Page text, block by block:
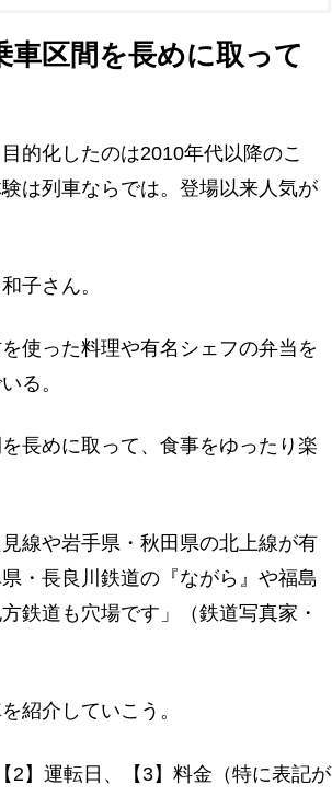
区間を長めに取って
的化したのは2010年代以降のこ
は列車ならでは。登場以来人気が
子さん。
使った料理や有名シェフの弁当を
る。
長めに取って、食事をゆったり楽
線や岩手県・秋田県の北上線が有
・長良川鉄道の『ながら』や福島
鉄道も穴場です」（鉄道写真家・
紹介していこう。
】運転日、【3】料金（特に表記が